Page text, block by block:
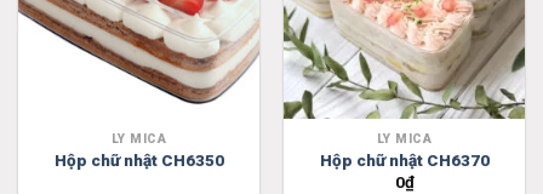
LY MICA
Hộp chữ nhật CH6350
LY MICA
Hộp chữ nhật CH6370
0₫